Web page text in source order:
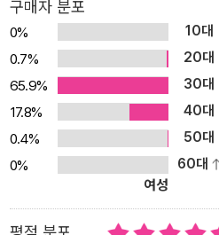
구매자 분포
0% 10대
0.7%
20대
65.9%
30대
17.8%
40대
0.4%
50대
0%
60대
여성